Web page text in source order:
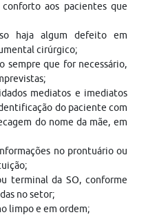
aos pacientes que
haja algum defeito em
cirúrgico;
sempre que for necessário,
mediatos e imediatos
do paciente com
do nome da mãe, em
no prontuário ou
terminal da SO, conforme
no setor;
limpo e em ordem;